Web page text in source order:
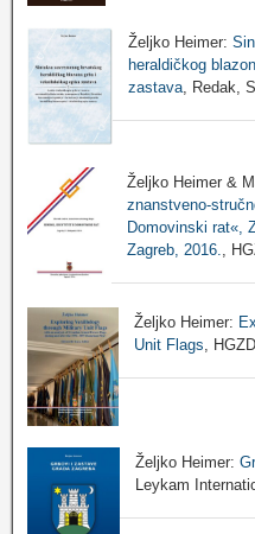
Željko Heimer:
heraldičkog
zastava, Redak,
Željko Heimer &
znanstveno-
Domovinski rat«,
Zagreb, 2016.
,
Željko Heimer:
Unit Flags ,
Željko Heimer:
Leykam